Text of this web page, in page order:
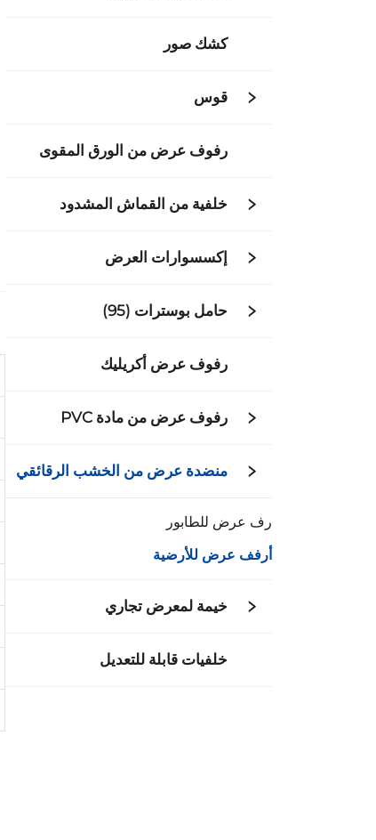
كشك صور
قوس
رفوف عرض من الورق المقوى
خلفية من القماش المشدود
إكسسوارات العرض
حامل بوسترات (95)
رفوف عرض أكريليك
رفوف عرض من مادة PVC
منضدة عرض من الخشب الرقائقي
رف عرض للطابور
أرفف عرض للأرضية
خيمة لمعرض تجاري
خلفيات قابلة للتعديل